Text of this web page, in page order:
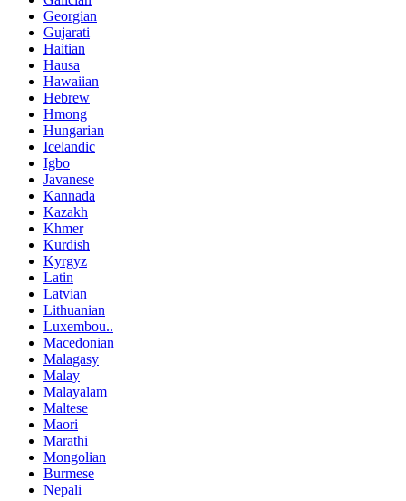
Georgian
Gujarati
Haitian
Hausa
Hawaiian
Hebrew
Hmong
Hungarian
Icelandic
Igbo
Javanese
Kannada
Kazakh
Khmer
Kurdish
Kyrgyz
Latin
Latvian
Lithuanian
Luxembou..
Macedonian
Malagasy
Malay
Malayalam
Maltese
Maori
Marathi
Mongolian
Burmese
Nepali